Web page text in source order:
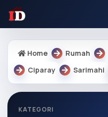
Home Rumah
Ciparay
Sarimahi
KATEGORI